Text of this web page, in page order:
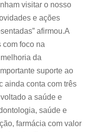
visitar o nosso
e ações
afirmou.A
com foco na
da
suporte ao
ainda conta com três
a saúde e
saúde e
farmácia com valor